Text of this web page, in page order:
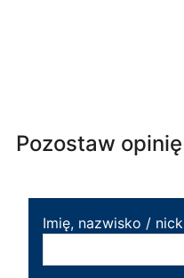
Pozostaw opinię
Imię, nazwisko / nick